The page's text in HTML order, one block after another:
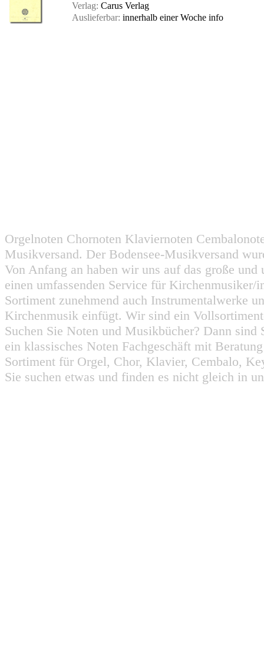
Verlag: Carus Verlag
Auslieferbar: innerhalb einer Woche info
Orgelnoten Chornoten Klaviernoten
Musikversand. Der Bodensee-Musikversand
Von Anfang an haben wir uns auf das große
einen umfassenden Service für
Sortiment zunehmend auch Instrumentalwerke
Kirchenmusik einfügt. Wir sind ein
Suchen Sie Noten und Musikbücher? Dann
ein klassisches Noten Fachgeschäft mit
Sortiment für Orgel, Chor, Klavier, Cembalo,
Sie suchen etwas und finden es nicht gleich in